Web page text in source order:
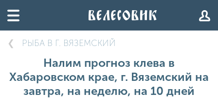
РЫБА В Г. ВЯЗЕМСКИЙ
Налим прогноз клева в
Хабаровском крае, г. Вяземский на
завтра, на неделю, на 10 дней